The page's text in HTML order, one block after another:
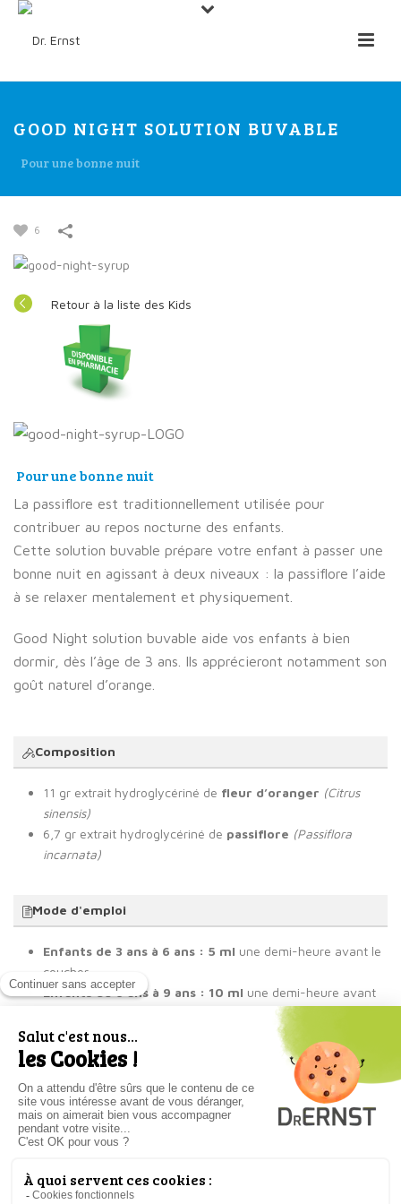
GOOD NIGHT SOLUTION BUVABLE
Pour une bonne nuit
6
Retour à la liste des Kids
Pour une bonne nuit
La passiflore est traditionnellement utilisée pour
contribuer au repos nocturne des enfants.
Cette solution buvable prépare votre enfant à passer une
bonne nuit en agissant à deux niveaux : la passiflore l’aide
à se relaxer mentalement et physiquement.
Good Night solution buvable aide vos enfants à bien
dormir, dès l’âge de 3 ans. Ils apprécieront notamment son
goût naturel d’orange.
Composition
11 gr extrait hydroglycériné de fleur d’oranger (Citrus
sinensis)
6,7 gr extrait hydroglycériné de passiflore (Passiflora
incarnata)
Mode d'emploi
Enfants de 3 ans à 6 ans : 5 ml une demi-heure avant le
coucher.
Enfants de 6 ans à 9 ans : 10 ml une demi-heure avant
Enfants de 9 ans à 12 ans : 15 ml
une demi-heure avant
le coucher.